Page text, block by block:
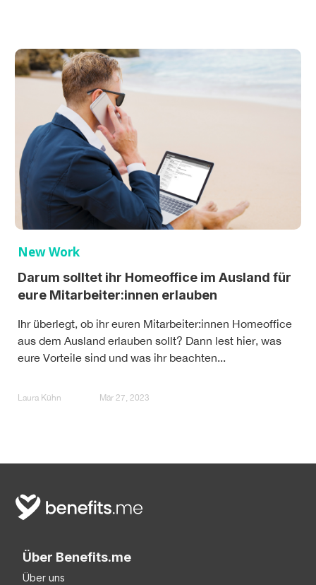
New Work
Darum solltet ihr Homeoffice im Ausland für
eure Mitarbeiter:innen erlauben
Ihr überlegt, ob ihr euren Mitarbeiter:innen Homeoffice
aus dem Ausland erlauben sollt? Dann lest hier, was
eure Vorteile sind und was ihr beachten...
Laura Kühn Mär 27, 2023
Über Benefits.me
Über uns